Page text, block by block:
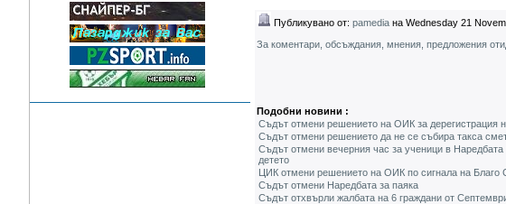
Публикувано от: pamedia на Wednesday 21
За коментари, обсъждания, мнения, предложения
Подобни новини :
Съдът отмени решението на ОИК за дерегистрация
Съдът отмени решението да не се събира такса
Съдът отмени вечерния час за ученици в
детето
ЦИК отмени решението на ОИК по сигнала на Благо
Съдът отмени Наредбата за паяка
Съдът отхвърли жалбата на 6 граждани от